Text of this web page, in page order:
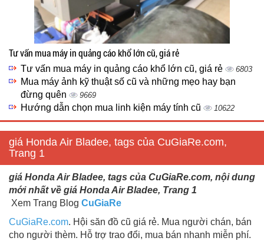
Tư vấn mua máy in quảng cáo khổ lớn cũ, giá rẻ
Tư vấn mua máy in quảng cáo khổ lớn cũ, giá rẻ 6803
Mua máy ảnh kỹ thuật số cũ và những mẹo hay bạn
đừng quên
9669
Hướng dẫn chọn mua linh kiện máy tính cũ 10622
giá Honda Air Bladee, tags của CuGiaRe.com,
Trang 1
giá Honda Air Bladee, tags của CuGiaRe.com, nội dung
mới nhất về giá Honda Air Bladee, Trang 1
Xem Trang Blog CuGiaRe
CuGiaRe.com. Hội săn đồ cũ giá rẻ. Mua người chán, bán
cho người thèm. Hỗ trợ trao đổi, mua bán nhanh miễn phí.